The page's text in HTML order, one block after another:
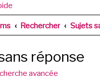
Rechercher Sujets
réponse
avancée